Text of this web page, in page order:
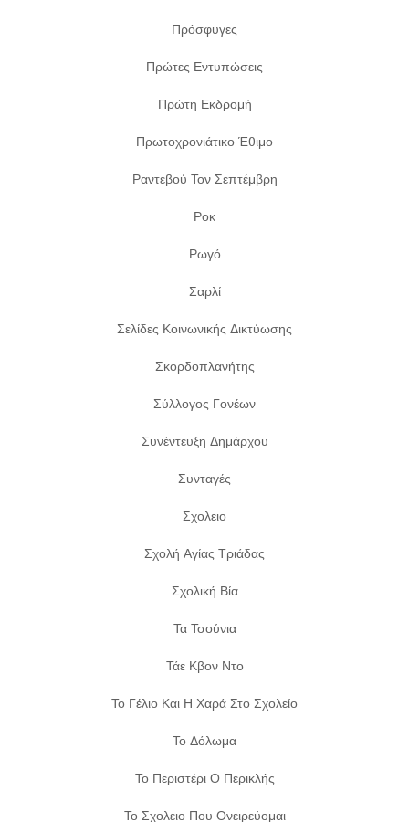
Πρόσφυγες
Πρώτες Εντυπώσεις
Πρώτη Εκδρομή
Πρωτοχρονιάτικο Έθιμο
Ραντεβού Τον Σεπτέμβρη
Ροκ
Ρωγό
Σαρλί
Σελίδες Κοινωνικής Δικτύωσης
Σκορδοπλανήτης
Σύλλογος Γονέων
Συνέντευξη Δημάρχου
Συνταγές
Σχολειο
Σχολή Αγίας Τριάδας
Σχολική Βία
Τα Τσούνια
Τάε Κβον Ντο
Το Γέλιο Και Η Χαρά Στο Σχολείο
Το Δόλωμα
Το Περιστέρι Ο Περικλής
Το Σχολειο Που Ονειρεύομαι